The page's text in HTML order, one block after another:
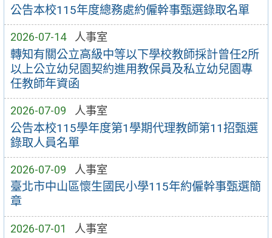
公告本校115年度總務處約僱幹事甄選錄取名單
2026-07-14 人事室
轉知有關公立高級中等以下學校教師採計曾任2所
以上公立幼兒園契約進用教保員及私立幼兒園專
任教師年資函
2026-07-09 人事室
公告本校115學年度第1學期代理教師第11招甄選
錄取人員名單
2026-07-09 人事室
臺北市中山區懷生國民小學115年約僱幹事甄選簡
章
2026-07-01 人事室